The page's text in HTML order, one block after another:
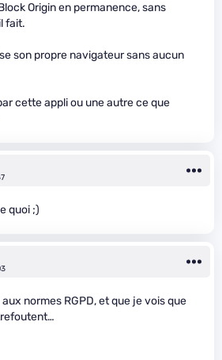
Origin en permanence, sans
fait.
son propre navigateur sans aucun
cette appli ou une autre ce que
quoi ;)
normes RGPD, et que je vois que